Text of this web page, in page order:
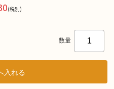
(税別)
数量